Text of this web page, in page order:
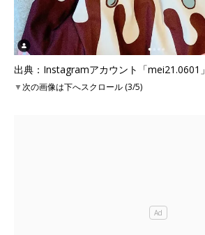
出典：Instagramアカウント「mei21.0601」
▼次の画像は下へスクロール (3/5)